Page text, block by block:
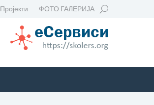
Пројекти ФОТО ГАЛЕРИЈА